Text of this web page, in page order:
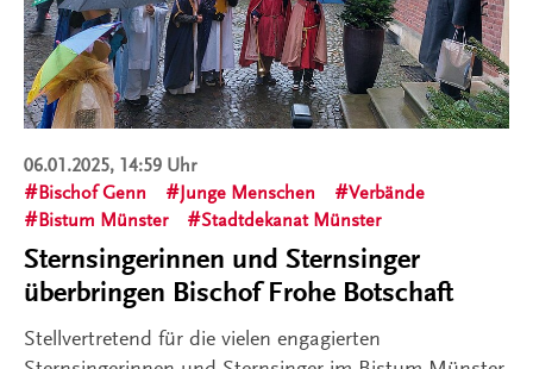
06.01.2025, 14:59 Uhr
Bischof Genn
Junge Menschen
Verbände
Bistum Münster
Stadtdekanat Münster
Sternsingerinnen und Sternsinger
überbringen Bischof Frohe Botschaft
Stellvertretend für die vielen engagierten